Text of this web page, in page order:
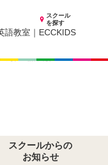
スクール
を探す
ィ校
講師紹介
スクールからの
お知らせ